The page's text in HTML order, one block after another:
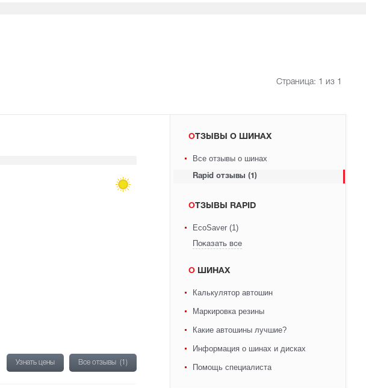
Страница: 1 из 1
Узнать цены Все отзывы (1)
ОТЗЫВЫ О ШИНАХ
Все отзывы о шинах
Rapid отзывы (1)
ОТЗЫВЫ RAPID
EcoSaver (1)
Показать все
О ШИНАХ
Калькулятор автошин
Маркировка резины
Какие автошины лучшие?
Информация о шинах и дисках
Помощь специалиста